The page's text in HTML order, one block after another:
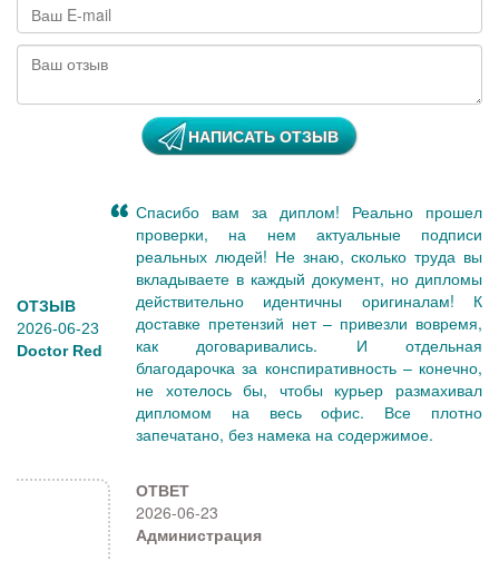
ОТЗЫВ
2026-06-23
Doctor Red
Спасибо вам за диплом! Реально прошел
проверки, на нем актуальные подписи
реальных людей! Не знаю, сколько труда вы
вкладываете в каждый документ, но дипломы
действительно идентичны оригиналам! К
доставке претензий нет – привезли вовремя,
как договаривались. И отдельная
благодарочка за конспиративность – конечно,
не хотелось бы, чтобы курьер размахивал
дипломом на весь офис. Все плотно
запечатано, без намека на содержимое.
ОТВЕТ
2026-06-23
Администрация